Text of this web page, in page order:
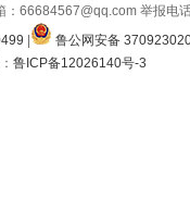
：66684567@qq.com 举报电
鲁公网安备
鲁ICP备12026140号-3